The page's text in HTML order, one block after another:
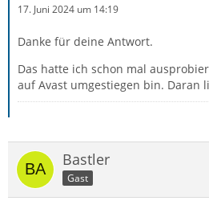
17. Juni 2024 um 14:19
Danke für deine Antwort.
Das hatte ich schon mal
auf Avast umgestiegen bin. Daran
Bastler
Gast